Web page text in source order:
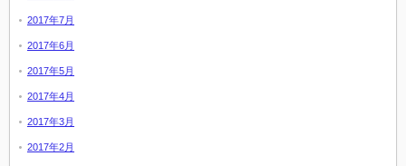
2017年7月
2017年6月
2017年5月
2017年4月
2017年3月
2017年2月